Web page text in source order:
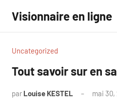
contenu
Visionnaire en ligne
Uncategorized
Tout savoir sur en
par Louise KESTEL mai 30,